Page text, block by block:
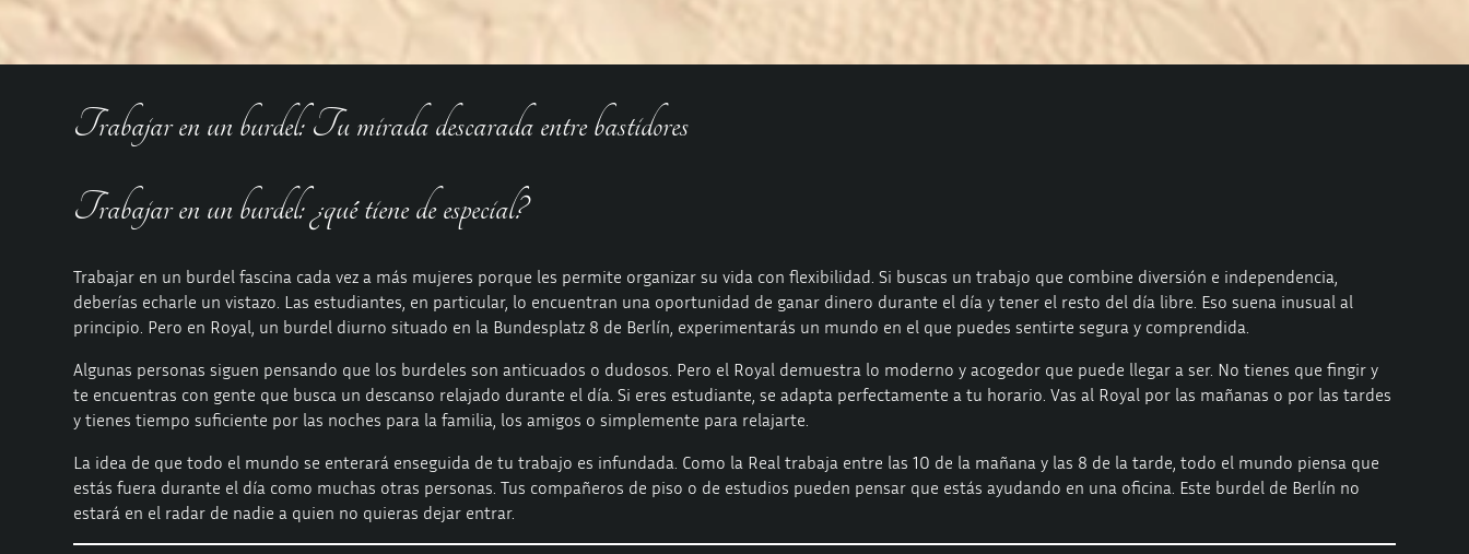
Trabajar en un burdel: Tu mirada descarada entre bastidores
Trabajar en un burdel: ¿qué tiene de especial?
Trabajar en un burdel fascina cada vez a más mujeres porque les permite organizar su vida con flexibilidad. Si buscas un trabajo que combine diversión e independencia,
deberías echarle un vistazo. Las estudiantes, en particular, lo encuentran una oportunidad de ganar dinero durante el día y tener el resto del día libre. Eso suena inusual al
principio. Pero en Royal, un burdel diurno situado en la Bundesplatz 8 de Berlín, experimentarás un mundo en el que puedes sentirte segura y comprendida.
Algunas personas siguen pensando que los burdeles son anticuados o dudosos. Pero el Royal demuestra lo moderno y acogedor que puede llegar a ser. No tienes que fingir y
te encuentras con gente que busca un descanso relajado durante el día. Si eres estudiante, se adapta perfectamente a tu horario. Vas al Royal por las mañanas o por las tardes
y tienes tiempo suficiente por las noches para la familia, los amigos o simplemente para relajarte.
La idea de que todo el mundo se enterará enseguida de tu trabajo es infundada. Como la Real trabaja entre las 10 de la mañana y las 8 de la tarde, todo el mundo piensa que
estás fuera durante el día como muchas otras personas. Tus compañeros de piso o de estudios pueden pensar que estás ayudando en una oficina. Este burdel de Berlín no
estará en el radar de nadie a quien no quieras dejar entrar.